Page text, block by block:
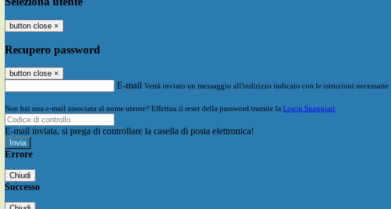
button close ×
Recupero password
button close ×
E-mail Verrà inviato un messaggio all'indirizzo indicato con le istruzioni necessarie.
Non hai una e-mail associata al nome utente? Effettua il reset della password tramite la Login Spaggiari
E-mail inviata, si prega di controllare la casella di posta elettronica!
Errore
Chiudi
Successo